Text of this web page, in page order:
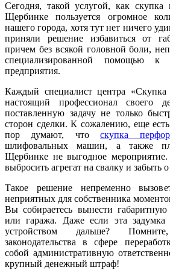
Сегодня, такой услугой, как скупка
Щербинке пользуется огромное
нашего города, хотя тут нет ничего
приняли решение избавиться от
причем без всякой головной боли,
специализированной помощью к
предприятия.
Каждый специалист центра
настоящий профессионал своего
поставленную задачу не только
сторон сделки. К сожалению, еще
пор думают, чтоскупка
шлифовальных машин, а также
Щербинке не выгодное
выбросить агрегат на свалку и забыть
Такое решение непременно
неприятных для собственника
Вы собираетесь вынести
или гаража. Даже если эта задумка
устройством дальше?
законодательства в сфере
собой административную
крупный денежный штраф!